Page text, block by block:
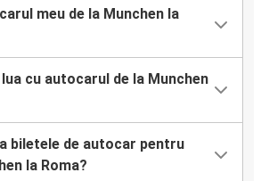
meu de la Munchen la
cu autocarul de la Munchen
biletele de autocar pentru
la Roma?